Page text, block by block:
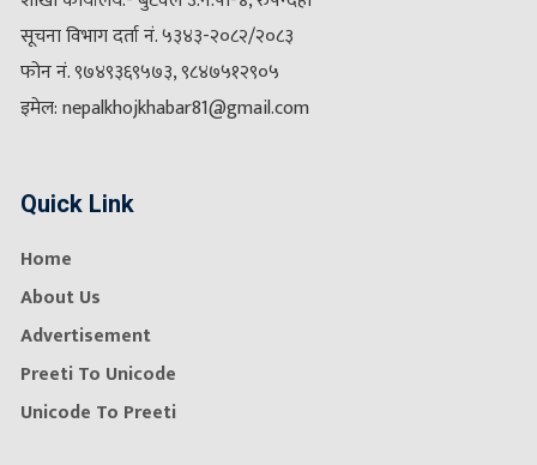
सूचना विभाग दर्ता नं. ५३४३-२०८२/२०८३
फोन नं. ९७४९३६९५७३, ९८४७५१२९०५
इमेल: nepalkhojkhabar81@gmail.com
Quick Link
Home
About Us
Advertisement
Preeti To Unicode
Unicode To Preeti